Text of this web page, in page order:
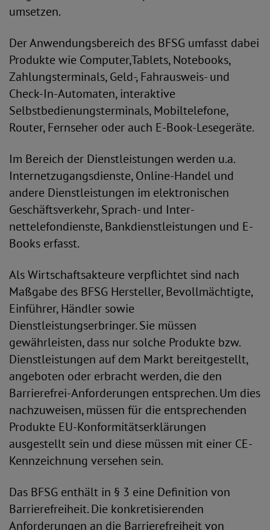
umsetzen.
Der Anwendungsbereich des BFSG umfasst dabei
Produkte wie Computer,Tablets, Notebooks,
Zahlungsterminals, Geld-, Fahrausweis- und
Check-In-Automaten, interaktive
Selbstbedienungsterminals, Mobiltelefone,
Router, Fernseher oder auch E-Book-Lesegeräte.
Im Bereich der Dienstleistungen werden u.a.
Internetzugangsdienste, Online-Handel und
andere Dienstleistungen im elektronischen
Geschäftsverkehr, Sprach- und Inter-
nettelefondienste, Bankdienstleistungen und E-
Books erfasst.
Als Wirtschaftsakteure verpflichtet sind nach
Maßgabe des BFSG Hersteller, Bevollmächtigte,
Einführer, Händler sowie
Dienstleistungserbringer. Sie müssen
gewährleisten, dass nur solche Produkte bzw.
Dienstleistungen auf dem Markt bereitgestellt,
angeboten oder erbracht werden, die den
Barrierefrei-Anforderungen entsprechen. Um dies
nachzuweisen, müssen für die entsprechenden
Produkte EU-Konformitätserklärungen
ausgestellt sein und diese müssen mit einer CE-
Kennzeichnung versehen sein.
Das BFSG enthält in § 3 eine Definition von
Barrierefreiheit. Die konkretisierenden
Anforderungen an die Barrierefreiheit von